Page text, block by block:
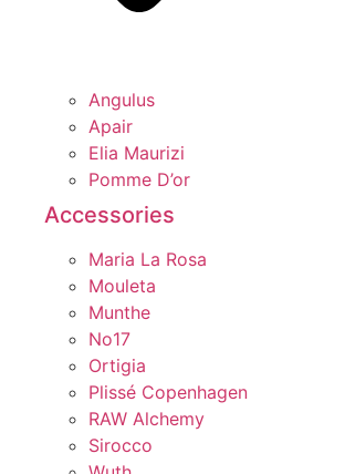
Angulus
Apair
Elia Maurizi
Pomme D’or
Accessories
Maria La Rosa
Mouleta
Munthe
No17
Ortigia
Plissé Copenhagen
RAW Alchemy
Sirocco